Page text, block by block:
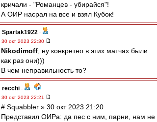
кричали - "Романцев - убирайся"!
А ОИР насрал на все и взял Кубок!
Spartak1922 -
30 окт 2023 22:30
Nikodimoff , ну конкретно в этих матчах были
как раз они)))
В чем неправильность то?
recchi -
30 окт 2023 22:21
# Squabbler » 30 окт 2023 21:20
Представил ОИРа: да пес с ним, парни, нам не